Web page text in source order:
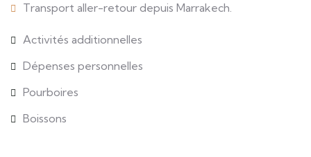
Transport aller-retour depuis Marrakech.
Activités additionnelles
Dépenses personnelles
Pourboires
Boissons